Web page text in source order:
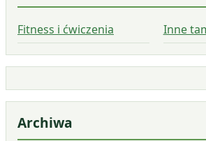
Fitness i ćwiczenia Inne
Archiwa